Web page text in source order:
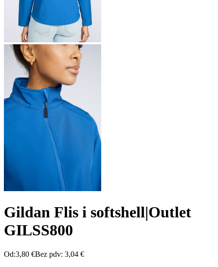
Gildan Flis i softshell|Outlet
GILSS800
Od:3,80 €Bez pdv: 3,04 €